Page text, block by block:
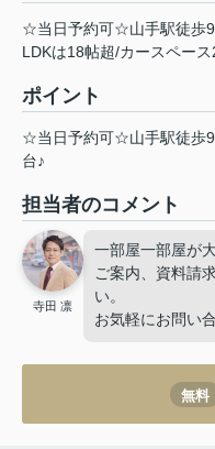
☆当日予約可☆山手駅徒歩9
LDKは18帖超/カースペース
ポイント
☆当日予約可☆山手駅徒歩9
台♪
担当者のコメント
寺田 凛
一部屋一部屋が
ご案内、資料請
い。
お気軽にお問い
無料